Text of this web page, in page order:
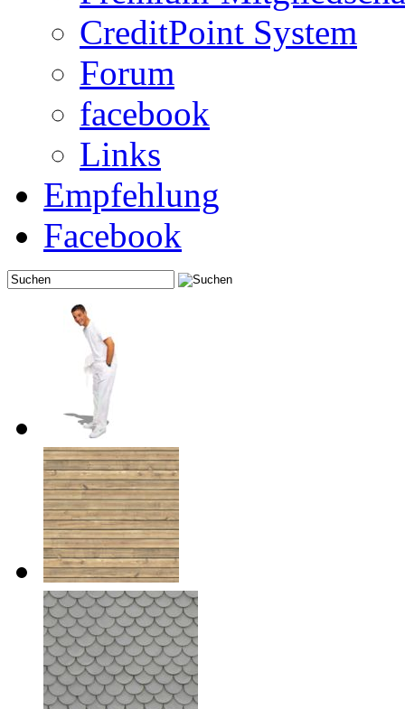
CreditPoint System
Forum
facebook
Links
Empfehlung
Facebook